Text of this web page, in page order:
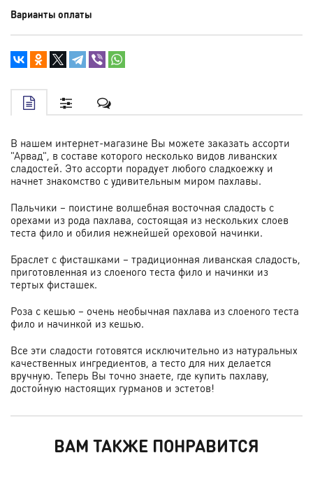
Варианты оплаты
В нашем интернет-магазине Вы можете заказать ассорти
"Арвад", в составе которого несколько видов ливанских
сладостей. Это ассорти порадует любого сладкоежку и
начнет знакомство с удивительным миром пахлавы.
Пальчики – поистине волшебная восточная сладость с
орехами из рода пахлава, состоящая из нескольких слоев
теста фило и обилия нежнейшей ореховой начинки.
Браслет с фисташками – традиционная ливанская сладость,
приготовленная из слоеного теста фило и начинки из
тертых фисташек.
Роза с кешью – очень необычная пахлава из слоеного теста
фило и начинкой из кешью.
Все эти сладости готовятся исключительно из натуральных
качественных ингредиентов, а тесто для них делается
вручную. Теперь Вы точно знаете, где купить пахлаву,
достойную настоящих гурманов и эстетов!
ВАМ ТАКЖЕ ПОНРАВИТСЯ